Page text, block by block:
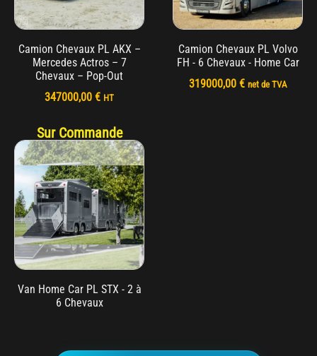
Camion Chevaux PL AKX –
Mercedes Actros – 7
Chevaux – Pop-Out
347000,00 € HT
Camion Chevaux PL Volvo
FH - 6 Chevaux - Home Car
319000,00 € net de TVA
Van Home Car PL STX - 2 à
6 Chevaux
Sur Commande